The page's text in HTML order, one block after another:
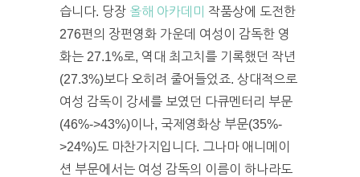
습니다. 당장 올해 아카데미
작품상에 도전한
276편의 장편영화 가운데 여성이 감독한 영
화는 27.1%로, 역대 최고치를 기록했던 작년
(27.3%)보다 오히려 줄어들었죠. 상대적으로
여성 감독이 강세를 보였던 다큐멘터리 부문
(46%->43%)이나, 국제영화상 부문(35%-
>24%)도 마찬가지입니다. 그나마 애니메이
션 부문에서는 여성 감독의 이름이 하나라도